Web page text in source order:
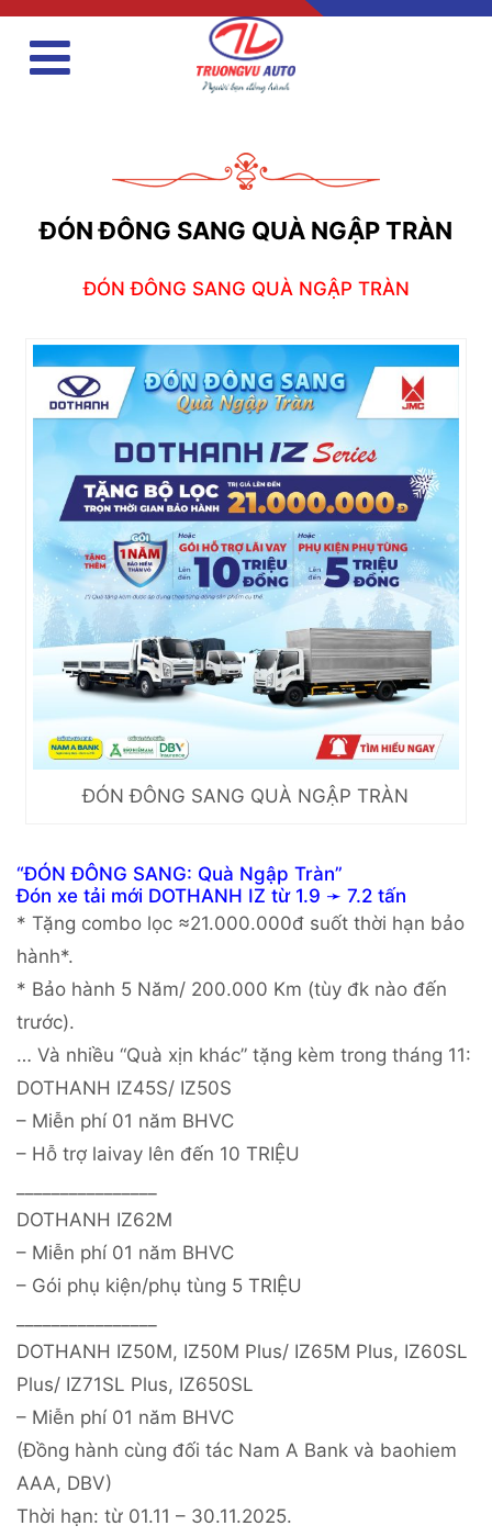
ĐÓN ĐÔNG SANG QUÀ NGẬP TRÀN
ĐÓN ĐÔNG SANG QUÀ NGẬP TRÀN
ĐÓN ĐÔNG SANG QUÀ NGẬP TRÀN
“ĐÓN ĐÔNG SANG: Quà Ngập Tràn”
Đón xe tải mới DOTHANH IZ từ 1.9 ➛ 7.2 tấn
* Tặng combo lọc ≈21.000.000đ suốt thời hạn bảo
hành*.
* Bảo hành 5 Năm/ 200.000 Km (tùy đk nào đến
trước).
… Và nhiều “Quà xịn khác” tặng kèm trong tháng 11:
DOTHANH IZ45S/ IZ50S
– Miễn phí 01 năm BHVC
– Hỗ trợ laivay lên đến 10 TRIỆU
DOTHANH IZ62M
– Miễn phí 01 năm BHVC
– Gói phụ kiện/phụ tùng 5 TRIỆU
DOTHANH IZ50M, IZ50M Plus/ IZ65M Plus, IZ60SL
Plus/ IZ71SL Plus, IZ650SL
– Miễn phí 01 năm BHVC
(Đồng hành cùng đối tác Nam A Bank và baohiem
AAA, DBV)
Thời hạn: từ 01.11 – 30.11.2025.